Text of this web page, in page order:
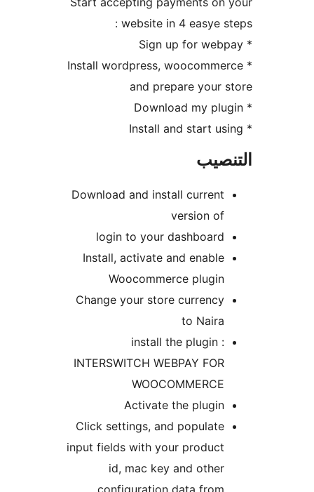
website in 4 easye
* Install wordpress,
and prepare your
Download and install current
login to your dashboard
Install, activate and enable
Woocommerce plugin
Change your store currency
install the plugin :
INTERSWITCH WEBPAY FOR
WOOCOMMERCE
Activate the plugin
Click settings, and populate
input fields with your product
id, mac key and other